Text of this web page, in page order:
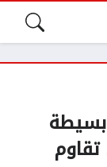
بسيطة